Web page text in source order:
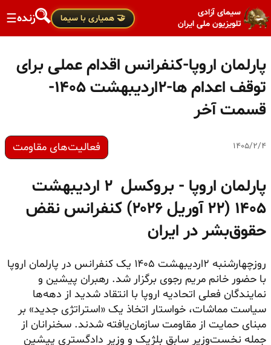
سیمای آزادی
تلویزیون ملی ایران
🤝 همیاری با سیما زنده☰
پارلمان اروپا-کنفرانس اقدام عملی برای
توقف اعدام ها-۲اردیبهشت ۱۴۰۵-
قسمت آخر
۱۴۰۵/۲/۴ فعالیت‌های مقاومت
پارلمان اروپا - بروکسل ۲ اردیبهشت
۱۴۰۵ (۲۲ آوریل ۲۰۲۶) کنفرانس نقض
حقوق‌بشر در ایران
روزچهارشنبه ۲اردیبهشت ۱۴۰۵ یک کنفرانس در پارلمان اروپا
با حضور خانم مریم رجوی برگزار شد. رهبران پیشین و
نمایندگان فعلی اتحادیه اروپا با انتقاد شدید از دهه‌ها
سیاست مماشات، خواستار اتخاذ یک «استراتژی جدید» بر
مبنای حمایت از مقاومت سازمان‌یافته شدند. سخنرانان از
جمله نخست‌وزیر سابق بلژیک و وزیر دادگستری پیشین